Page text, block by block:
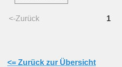
<-Zurück 1
<= Zurück zur Übersicht